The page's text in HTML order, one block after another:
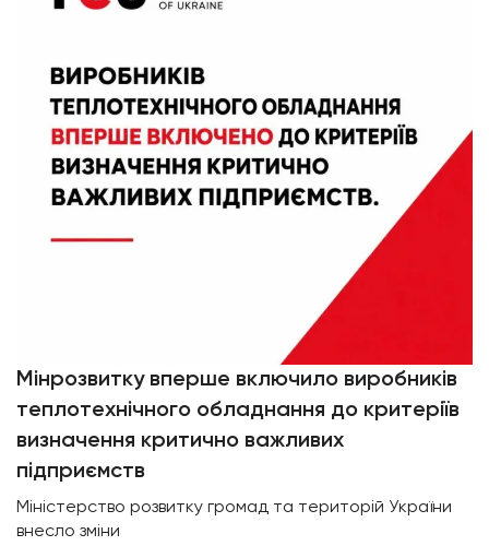
Мінрозвитку вперше включило виробників
теплотехнічного обладнання до критеріїв
визначення критично важливих
підприємств
Міністерство розвитку громад та територій України
внесло зміни